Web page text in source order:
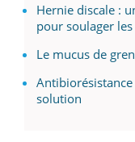
Hernie discale :
pour soulager
Le mucus de
solution